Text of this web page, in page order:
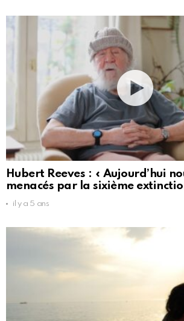
Hubert Reeves : « Aujourd’hui
menacés par la sixième
il y a 5 ans